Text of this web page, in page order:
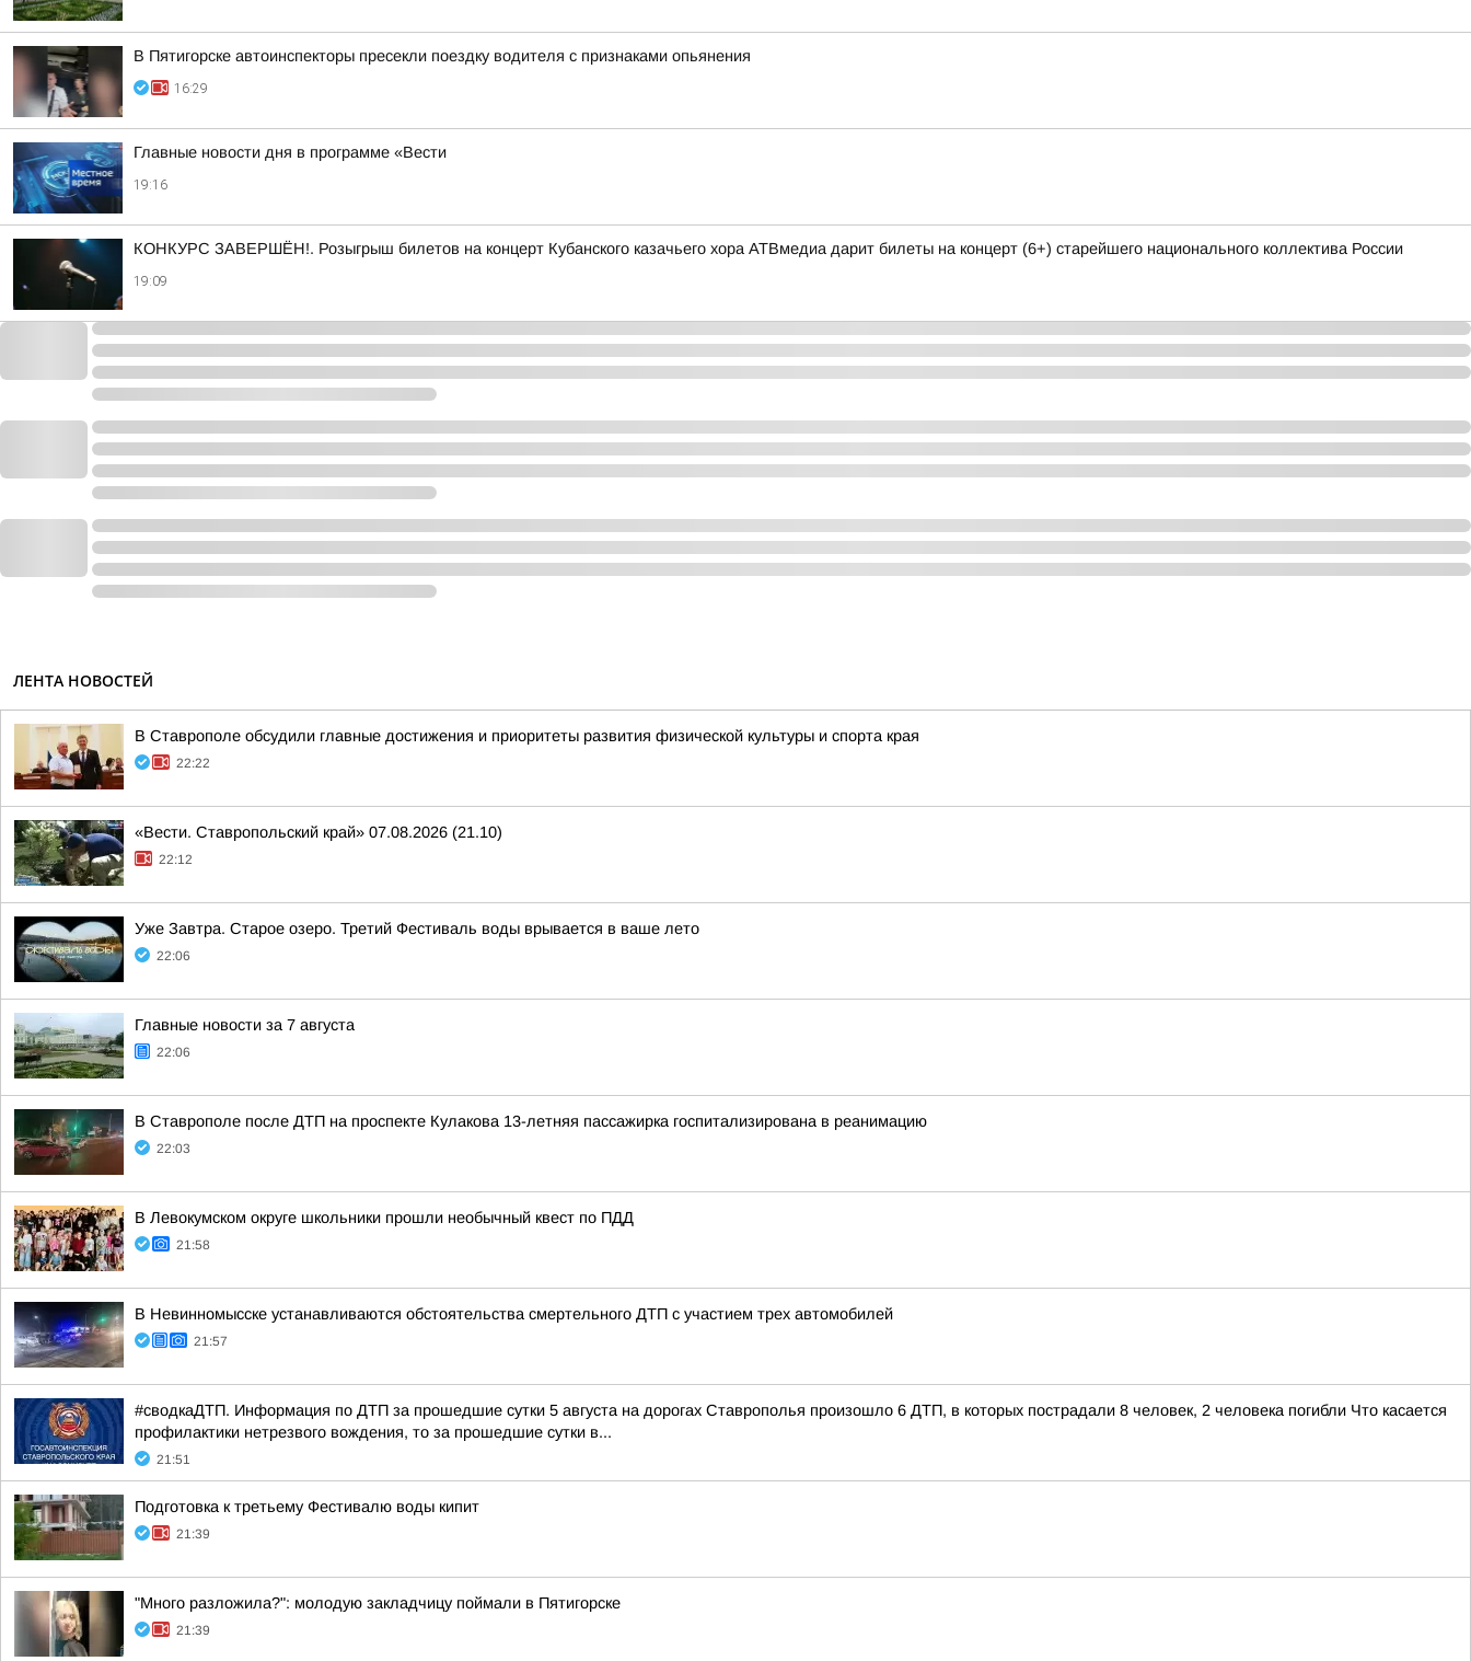
В Пятигорске автоинспекторы пресекли поездку водителя с признаками опьянения
16:29
Главные новости дня в программе «Вести
19:16
КОНКУРС ЗАВЕРШЁН!. Розыгрыш билетов на концерт Кубанского казачьего хора АТВмедиа дарит билеты на концерт (6+) старейшего национального коллектива России
19:09
ЛЕНТА НОВОСТЕЙ
В Ставрополе обсудили главные достижения и приоритеты развития физической культуры и спорта края
22:22
«Вести. Ставропольский край» 07.08.2026 (21.10)
22:12
Уже Завтра. Старое озеро. Третий Фестиваль воды врывается в ваше лето
22:06
Главные новости за 7 августа
22:06
В Ставрополе после ДТП на проспекте Кулакова 13-летняя пассажирка госпитализирована в реанимацию
22:03
В Левокумском округе школьники прошли необычный квест по ПДД
21:58
В Невинномысске устанавливаются обстоятельства смертельного ДТП с участием трех автомобилей
21:57
#сводкаДТП. Информация по ДТП за прошедшие сутки 5 августа на дорогах Ставрополья произошло 6 ДТП, в которых пострадали 8 человек, 2 человека погибли Что касается
профилактики нетрезвого вождения, то за прошедшие сутки в...
21:51
Подготовка к третьему Фестивалю воды кипит
21:39
"Много разложила?": молодую закладчицу поймали в Пятигорске
21:39